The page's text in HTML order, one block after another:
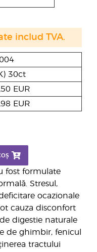
fost formulate
Stresul,
ocazionale
cauza disconfort
digestie naturale
de ghimbir, fenicul
tractului
30ct
EUR
EUR
includ TVA.